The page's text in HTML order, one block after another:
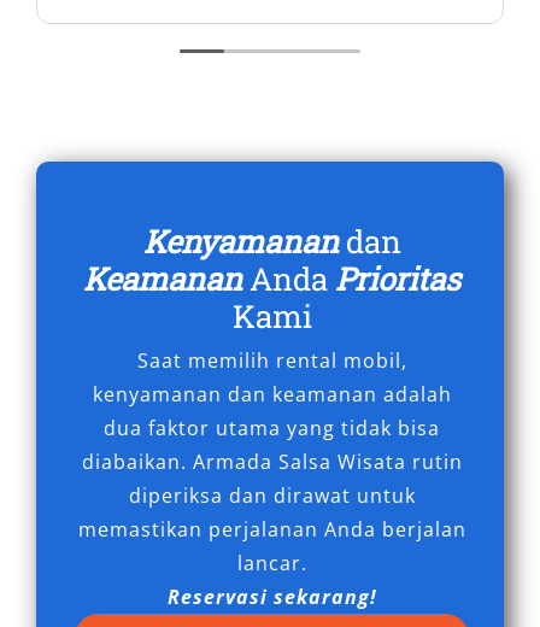
Salsa Wisata menyediakan berbagai pilihan
Xpander. Untuk rombongan besar, Hiace dan
layanan transparan, harga sewa mobil
kompetitif, serta fleksibilitas harian, bulanan,
antar jemput Bandara Hang Nadim
kami siap menjadi mitra transportasi
terpercaya di Batam.
Kenyamanandan
KeamananAnda Prioritas
Kami
Saat memilih rental mobil,
kenyamanan dan keamanan adalah
dua faktor utama yang tidak bisa
diabaikan. Armada Salsa Wisata rutin
diperiksa dan dirawat untuk
memastikan perjalanan Anda berjalan
lancar.
Reservasi sekarang!